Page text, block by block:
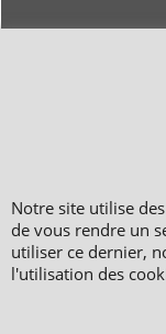
Copyright 2006-2024 ©
51, avenue
Paiement sécurisé
Notre site utilise
de vous rendre un
utiliser ce dernier,
l'utilisation des